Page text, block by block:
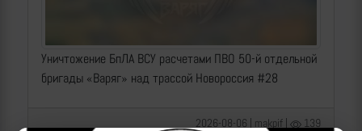
Уничтожение БпЛА ВСУ расчетами ПВО 50-й отдельной
бригады «Варяг» над трассой Новороссия #28
2026-08-06 | makpif | 139